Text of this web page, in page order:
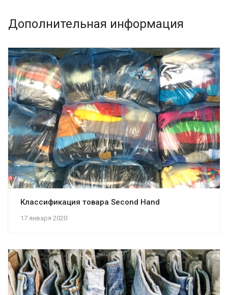
Дополнительная информация
17 января 2020
Классификация товара Second Hand